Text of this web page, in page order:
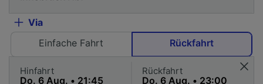
Via
Einfache Fahrt
Rückfahrt
Hinfahrt Rückfahrt